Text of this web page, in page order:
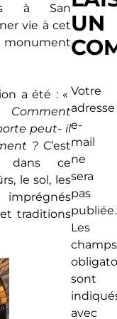
à San
vie à cet
a été : «
Comment
peut- il
?C’est
dans ce
le sol, les
traditions
UN
Votre
adresse
e-
mail
ne
sera
pas
publiée.
Les
champs
sont
avec